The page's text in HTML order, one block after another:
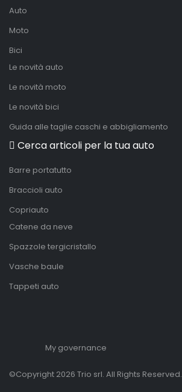
Auto
Moto
Bici
Le novità auto
Le novità moto
Le novità bici
Guida alle taglie caschi e abbigliamento
Cerca articoli per la tua auto
Barre portatutto
Braccioli auto
Copriauto
Catene da neve
Spazzole tergicristallo
Vasche baule
Tappeti auto
My governance
©Copyright 2026 Trio srl. All Rights Reserved.